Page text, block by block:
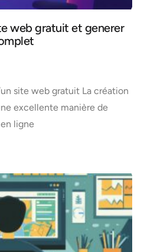
web gratuit et generer
site web gratuit La création
excellente manière de
ligne